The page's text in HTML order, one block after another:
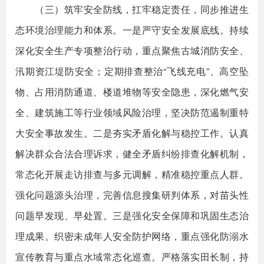
（三）筑牢安全防线，扛牢稳定责任，同步推进生
态环境治理能力和体系。一是严守安全发展底线。持续
深化安全生产专项整治行动，重点聚焦古城消防安全、
汛期资江堤防安全；定期排查整治“飞线充电”、高空坠
物、占用消防通道、楼道堆物等安全隐患，深化燃气安
全、建筑施工等行业领域风险治理，坚决防范遏制重特
大安全事故发生。二是夯实矛盾化解与稳控工作。认真
解决群众合法合理诉求，健全矛盾纠纷排查化解机制，
常态化开展走访排查与多元调解，精准稳控重点人群。
强化问题源头治理，完善信息搜集研判体系，对苗头性
问题早发现、早处置。三是强化安全保障和巩固生态治
理成果。织密未成年人安全防护网络，重点强化防溺水
宣传教育与重点水域常态化巡查。严格落实田长制，持